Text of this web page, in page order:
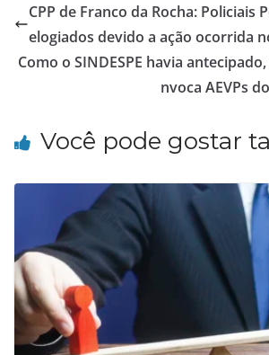
CPP de Franco da Rocha: Policiais
elogiados devido a ação ocorrida
Como o SINDESPE havia
nvoca AEVPs
Você pode gostar